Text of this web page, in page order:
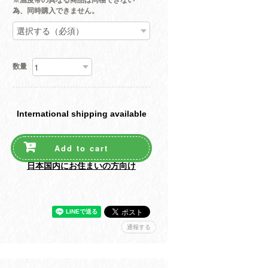
為、同時購入できません。
数量
International shipping available
Add to cart
日本国内にお住まいの方向け
通報する